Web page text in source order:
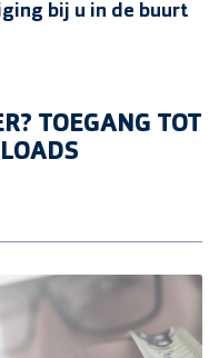
bij u in de buurt
TOEGANG TOT